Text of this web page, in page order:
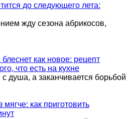
до следующего лета:
жду сезона абрикосов,
как новое: рецепт
что есть на кухне
душа, а заканчивается борьбой
как приготовить